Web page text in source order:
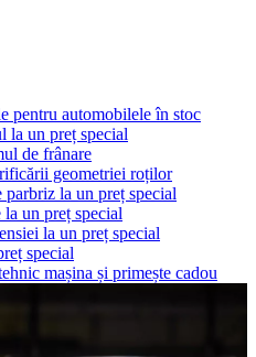
pentru automobilele în stoc
la un preț special
de frânare
geometriei roților
parbriz la un preț special
un preț special
la un preț special
special
mașina și primește cadou